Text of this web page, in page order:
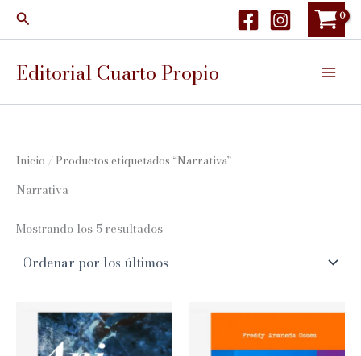
Buscar
Editorial Cuarto Propio
Inicio / Productos etiquetados “Narrativa”
Narrativa
Mostrando los 5 resultadosOrdenado
últimos